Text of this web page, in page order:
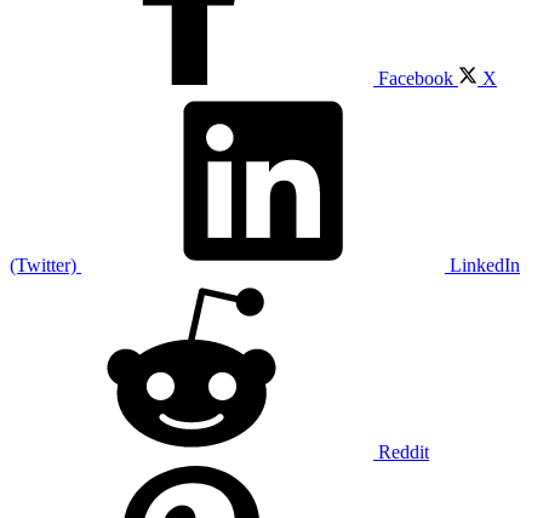
Facebook X
(Twitter) LinkedIn
Reddit